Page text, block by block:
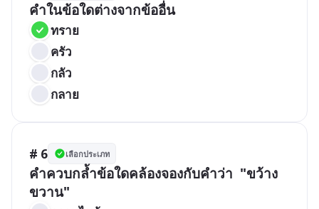
คำในข้อใดต่างจากข้ออื่น
ทราย
ครัว
กลัว
กลาย
# 6 เลือกประเภท
คำควบกล้ำข้อใดคล้องจองกับคำว่า  "ขว้าง
ขวาน"